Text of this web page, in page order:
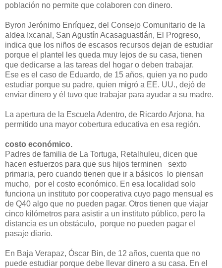
población no permite que colaboren con dinero.
Byron Jerónimo Enríquez, del Consejo Comunitario de la
aldea Ixcanal, San Agustín Acasaguastlán, El Progreso,
indica que los niños de escasos recursos dejan de estudiar
porque el plantel les queda muy lejos de su casa, tienen
que dedicarse a las tareas del hogar o deben trabajar.
Ese es el caso de Eduardo, de 15 años, quien ya no pudo
estudiar porque su padre, quien migró a EE. UU., dejó de
enviar dinero y él tuvo que trabajar para ayudar a su madre.
La apertura de la Escuela Adentro, de Ricardo Arjona, ha
permitido una mayor cobertura educativa en esa región.
costo económico.
Padres de familia de La Tortuga, Retalhuleu, dicen que
hacen esfuerzos para que sus hijos terminen sexto
primaria, pero cuando tienen que ir a básicos lo piensan
mucho, por el costo económico. En esa localidad solo
funciona un instituto por cooperativa cuyo pago mensual es
de Q40 algo que no pueden pagar. Otros tienen que viajar
cinco kilómetros para asistir a un instituto público, pero la
distancia es un obstáculo, porque no pueden pagar el
pasaje diario.
En Baja Verapaz, Óscar Bin, de 12 años, cuenta que no
puede estudiar porque debe llevar dinero a su casa. En el